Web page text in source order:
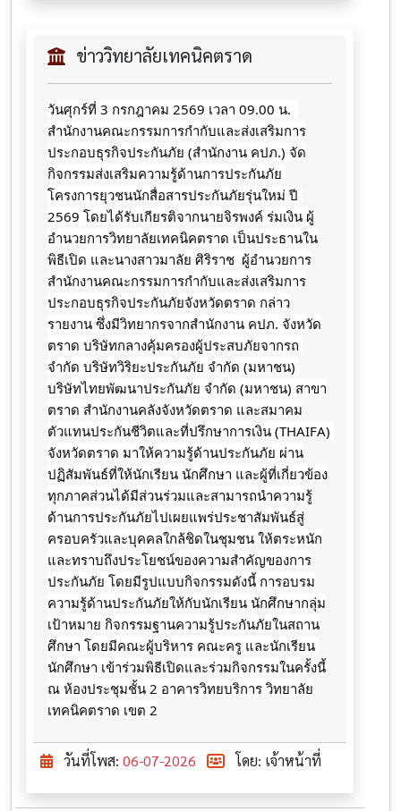
ข่าววิทยาลัยเทคนิคตราด
วันศุกร์ที่ 3 กรกฎาคม 2569 เวลา 09.00 น.
สำนักงานคณะกรรมการกำกับและส่งเสริมการ
ประกอบธุรกิจประกันภัย (สำนักงาน คปภ.) จัด
กิจกรรมส่งเสริมความรู้ด้านการประกันภัย
โครงการยุวชนนักสื่อสารประกันภัยรุ่นใหม่ ปี
2569 โดยได้รับเกียรติจากนายจิรพงค์ ร่มเงิน ผู้
อำนวยการวิทยาลัยเทคนิคตราด เป็นประธานใน
พิธีเปิด และนางสาวมาลัย​ ศิริราช​  ผู้อำนวยการ
สำนักงานคณะกรรมการ​กำกับ​และส่งเสริม​การ
ประกอบธุรกิจ​ประกันภัย​จังหวัด​ตราด​ กล่าว
รายงาน ซึ่งมีวิทยากรจากสำนักงาน คปภ. จังหวัด
ตราด บริษัทกลางคุ้มครองผู้ประสบภัยจากรถ
จำกัด บริษัทวิริยะประกันภัย จำกัด (มหาชน)
บริษัทไทยพัฒนาประกันภัย จำกัด (มหาชน) สาขา
ตราด สำนักงานคลังจังหวัดตราด และสมาคม
ตัวแทนประกันชีวิตและที่ปรึกษาการเงิน (THAIFA)
จังหวัดตราด มาให้ความรู้ด้านประกันภัย ผ่าน
ปฏิสัมพันธ์ที่ให้นักเรียน นักศึกษา และผู้ที่เกี่ยวข้อง
ทุกภาคส่วนได้มีส่วนร่วมและสามารถนำความรู้
ด้านการประกันภัยไปเผยแพร่ประชาสัมพันธ์สู่
ครอบครัวและบุคคลใกล้ชิดในชุมชน ให้ตระหนัก
และทราบถึงประโยชน์ของความสำคัญของการ
ประกันภัย โดยมีรูปแบบกิจกรรมดังนี้ การอบรม
ความรู้ด้านประกันภัยให้กับนักเรียน นักศึกษากลุ่ม
เป้าหมาย กิจกรรมฐานความรู้ประกันภัยในสถาน
ศึกษา โดยมีคณะผู้บริหาร คณะครู และนักเรียน
นักศึกษา เข้าร่วมพิธีเปิดและร่วมกิจกรรมในครั้งนี้
ณ ห้องประชุมชั้น 2 อาคารวิทยบริการ วิทยาลัย
เทคนิคตราด เขต 2
วันที่โพส: 06-07-2026 โดย: เจ้าหน้าที่